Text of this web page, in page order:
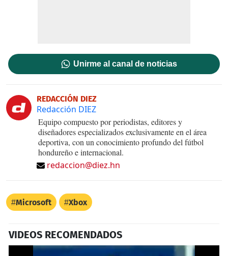
Unirme al canal de noticias
REDACCIÓN DIEZ
Redacción DIEZ
Equipo compuesto por periodistas, editores y
diseñadores especializados exclusivamente en el área
deportiva, con un conocimiento profundo del fútbol
hondureño e internacional.
redaccion@diez.hn
Microsoft Xbox
VIDEOS RECOMENDADOS